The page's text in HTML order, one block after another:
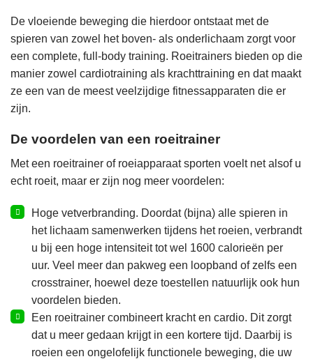
De vloeiende beweging die hierdoor ontstaat met de
spieren van zowel het boven- als onderlichaam zorgt voor
een complete, full-body training. Roeitrainers bieden op die
manier zowel cardiotraining als krachttraining en dat maakt
ze een van de meest veelzijdige fitnessapparaten die er
zijn.
De voordelen van een roeitrainer
Met een roeitrainer of roeiapparaat sporten voelt net alsof u
echt roeit, maar er zijn nog meer voordelen:
Hoge vetverbranding. Doordat (bijna) alle spieren in
het lichaam samenwerken tijdens het roeien, verbrandt
u bij een hoge intensiteit tot wel 1600 calorieën per
uur. Veel meer dan pakweg een loopband of zelfs een
crosstrainer, hoewel deze toestellen natuurlijk ook hun
voordelen bieden.
Een roeitrainer combineert kracht en cardio. Dit zorgt
dat u meer gedaan krijgt in een kortere tijd. Daarbij is
roeien een ongelofelijk functionele beweging, die uw